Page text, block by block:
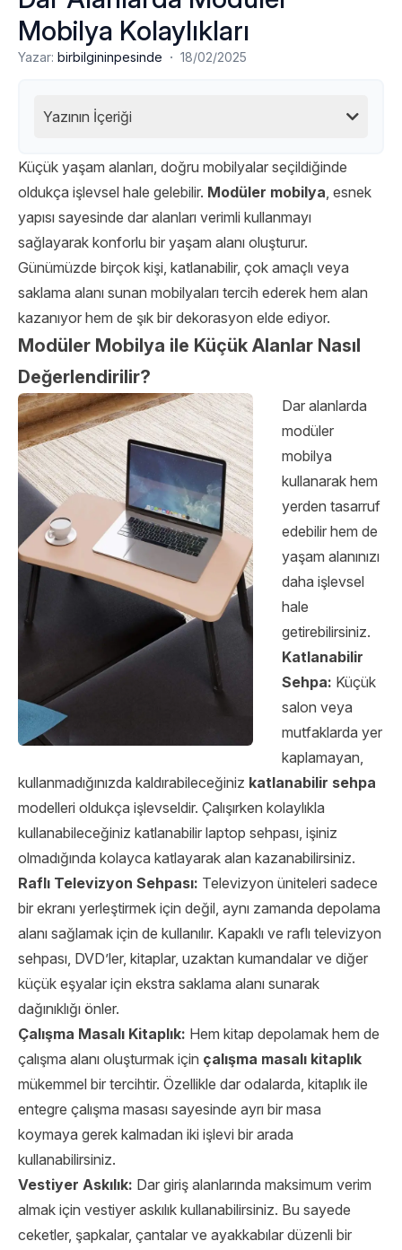
Mobilya Kolaylıkları
Yazar: birbilgininpesinde · 18/02/2025
Yazının İçeriği
Küçük yaşam alanları, doğru mobilyalar seçildiğinde
oldukça işlevsel hale gelebilir. Modüler mobilya, esnek
yapısı sayesinde dar alanları verimli kullanmayı
sağlayarak konforlu bir yaşam alanı oluşturur.
Günümüzde birçok kişi, katlanabilir, çok amaçlı veya
saklama alanı sunan mobilyaları tercih ederek hem alan
kazanıyor hem de şık bir dekorasyon elde ediyor.
Modüler Mobilya ile Küçük Alanlar Nasıl
Değerlendirilir?
Dar alanlarda
modüler
mobilya
kullanarak hem
yerden tasarruf
edebilir hem de
yaşam alanınızı
daha işlevsel
hale
getirebilirsiniz.
Katlanabilir
Sehpa: Küçük
salon veya
mutfaklarda yer
kaplamayan,
kullanmadığınızda kaldırabileceğiniz katlanabilir sehpa
modelleri oldukça işlevseldir. Çalışırken kolaylıkla
kullanabileceğiniz katlanabilir laptop sehpası, işiniz
olmadığında kolayca katlayarak alan kazanabilirsiniz.
Raflı Televizyon Sehpası: Televizyon üniteleri sadece
bir ekranı yerleştirmek için değil, aynı zamanda depolama
alanı sağlamak için de kullanılır. Kapaklı ve raflı televizyon
sehpası, DVD’ler, kitaplar, uzaktan kumandalar ve diğer
küçük eşyalar için ekstra saklama alanı sunarak
dağınıklığı önler.
Çalışma Masalı Kitaplık: Hem kitap depolamak hem de
çalışma alanı oluşturmak için çalışma masalı kitaplık
mükemmel bir tercihtir. Özellikle dar odalarda, kitaplık ile
entegre çalışma masası sayesinde ayrı bir masa
koymaya gerek kalmadan iki işlevi bir arada
kullanabilirsiniz.
Vestiyer Askılık: Dar giriş alanlarında maksimum verim
almak için vestiyer askılık kullanabilirsiniz. Bu sayede
ceketler, şapkalar, çantalar ve ayakkabılar düzenli bir